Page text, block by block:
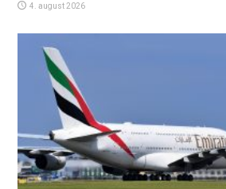
4. august 2026